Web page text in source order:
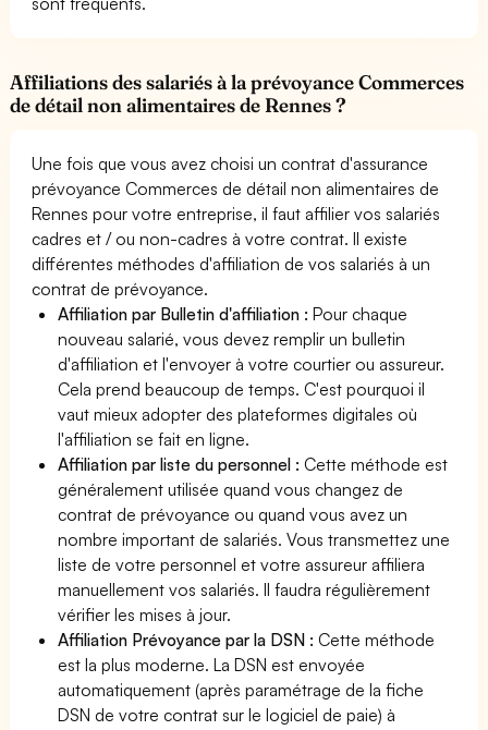
Affiliations des salariés à la prévoyance Commerces
de détail non alimentaires de Rennes ?
Une fois que vous avez choisi un contrat d'assurance
prévoyance Commerces de détail non alimentaires de
Rennes pour votre entreprise, il faut affilier vos salariés
cadres et / ou non-cadres à votre contrat. Il existe
différentes méthodes d'affiliation de vos salariés à un
contrat de prévoyance.
Affiliation par Bulletin d'affiliation : Pour chaque
nouveau salarié, vous devez remplir un bulletin
d'affiliation et l'envoyer à votre courtier ou assureur.
Cela prend beaucoup de temps. C'est pourquoi il
vaut mieux adopter des plateformes digitales où
l'affiliation se fait en ligne.
Affiliation par liste du personnel : Cette méthode est
généralement utilisée quand vous changez de
contrat de prévoyance ou quand vous avez un
nombre important de salariés. Vous transmettez une
liste de votre personnel et votre assureur affiliera
manuellement vos salariés. Il faudra régulièrement
vérifier les mises à jour.
Affiliation Prévoyance par la DSN : Cette méthode
est la plus moderne. La DSN est envoyée
automatiquement (après paramétrage de la fiche
DSN de votre contrat sur le logiciel de paie) à